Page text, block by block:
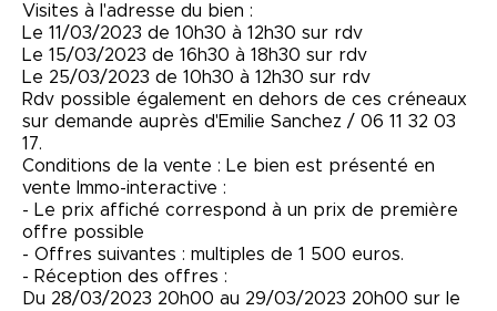
Visites à l'adresse du bien :
Le 11/03/2023 de 10h30 à 12h30 sur rdv
Le 15/03/2023 de 16h30 à 18h30 sur rdv
Le 25/03/2023 de 10h30 à 12h30 sur rdv
Rdv possible également en dehors de ces créneaux
sur demande auprès d'Emilie Sanchez / 06 11 32 03
17.
Conditions de la vente : Le bien est présenté en
vente Immo-interactive :
- Le prix affiché correspond à un prix de première
offre possible
- Offres suivantes : multiples de 1 500 euros.
- Réception des offres :
Du 28/03/2023 20h00 au 29/03/2023 20h00 sur le